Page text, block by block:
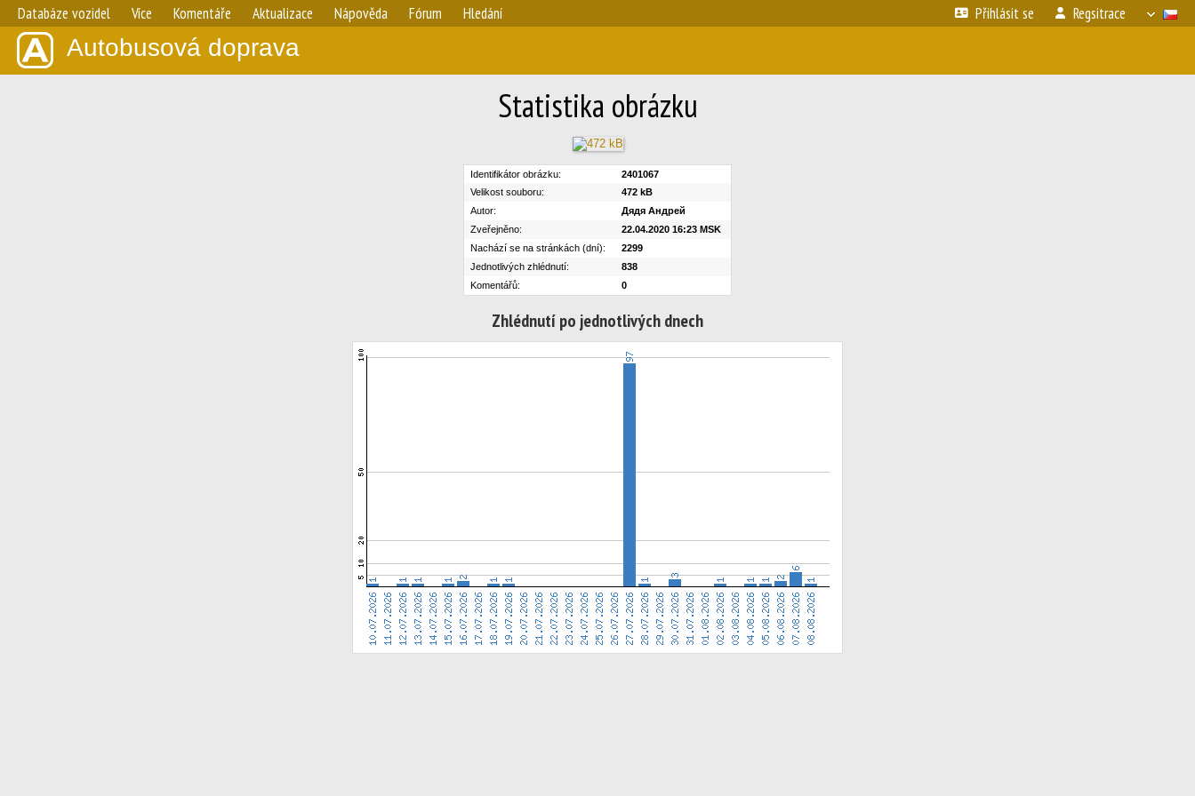
Databáze vozidel Více Komentáře Aktualizace Nápověda Fórum Hledání Přihlásit se Regsitrace
Autobusová doprava
Statistika obrázku
Identifikátor obrázku:
2401067
Velikost souboru:
472 kB
Autor:
Дядя Андрей
Zveřejněno:
22.04.2020 16:23 MSK
Nachází se na stránkách (dní):
2299
Jednotlivých zhlédnutí:
838
Komentářů:
0
Zhlédnutí po jednotlivých dnech